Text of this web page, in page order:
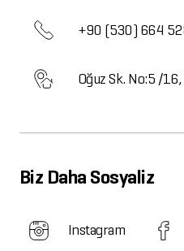
+90 (530) 664
Oğuz Sk. No:5 /
Biz Daha Sosyaliz
Instagram